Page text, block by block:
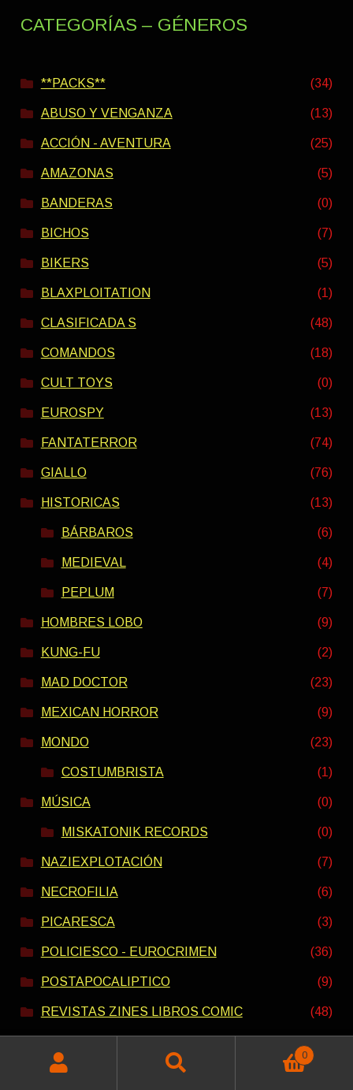
CATEGORÍAS – GÉNEROS
**PACKS** (34)
ABUSO Y VENGANZA (13)
ACCIÓN - AVENTURA (25)
AMAZONAS (5)
BANDERAS (0)
BICHOS (7)
BIKERS (5)
BLAXPLOITATION (1)
CLASIFICADA S (48)
COMANDOS (18)
CULT TOYS (0)
EUROSPY (13)
FANTATERROR (74)
GIALLO (76)
HISTORICAS (13)
BÁRBAROS (6)
MEDIEVAL (4)
PEPLUM (7)
HOMBRES LOBO (9)
KUNG-FU (2)
MAD DOCTOR (23)
MEXICAN HORROR (9)
MONDO (23)
COSTUMBRISTA (1)
MÚSICA (0)
MISKATONIK RECORDS (0)
NAZIEXPLOTACIÓN (7)
NECROFILIA (6)
PICARESCA (3)
POLICIESCO - EUROCRIMEN (36)
POSTAPOCALIPTICO (9)
REVISTAS ZINES LIBROS COMIC (48)
SEXPLOTACIÓN
Buscar
0